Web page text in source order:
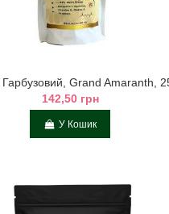
Гарбузовий, Grand Amaranth,
142,50 грн
У Кошик